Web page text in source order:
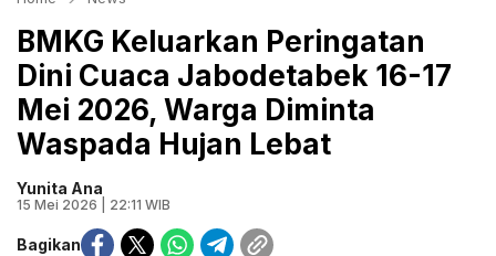
BMKG Keluarkan Peringatan
Dini Cuaca Jabodetabek 16-17
Mei 2026, Warga Diminta
Waspada Hujan Lebat
Yunita Ana
15 Mei 2026 | 22:11 WIB
Bagikan